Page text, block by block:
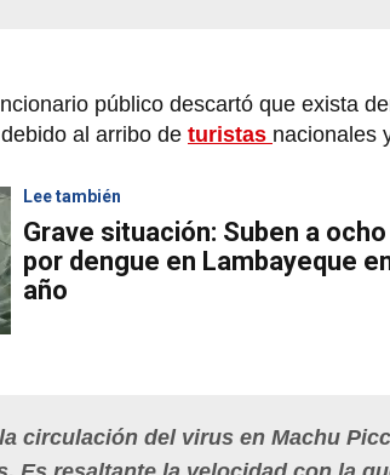
público descartó que exista
al arribo de turistas nacionales
Lee también
Grave situación: Suben a
por dengue en Lambayeque
año
circulación del virus en Machu